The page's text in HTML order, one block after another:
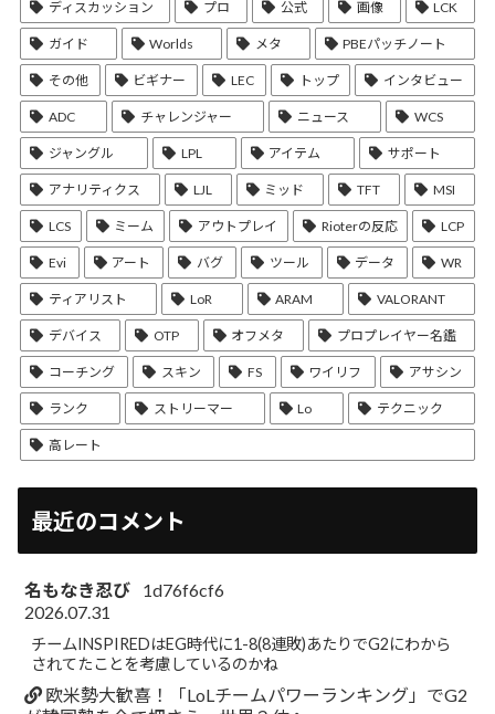
ディスカッション プロ 公式 画像 LCK
ガイド Worlds メタ PBEパッチノート
その他 ビギナー LEC トップ インタビュー
ADC チャレンジャー ニュース WCS
ジャングル LPL アイテム サポート
アナリティクス LJL ミッド TFT MSI
LCS ミーム アウトプレイ Rioterの反応 LCP
Evi アート バグ ツール データ WR
ティアリスト LoR ARAM VALORANT
デバイス OTP オフメタ プロプレイヤー名鑑
コーチング スキン FS ワイリフ アサシン
ランク ストリーマー Lo テクニック
高レート
最近のコメント
名もなき忍び
1d76f6cf6
2026.07.31
チームINSPIREDはEG時代に1-8(8連敗)あたりでG2にわから
されてたことを考慮しているのかね
欧米勢大歓喜！「LoLチームパワーランキング」でG2